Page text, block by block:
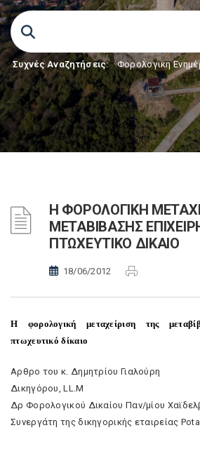
Συχνές Αναζητήσεις: Φορολογικη
H ΦΟΡΟΛΟΓΙΚΗ
ΜΕΤΑΒΙΒΑΣΗΣ
ΠΤΩΧΕΥΤΙΚΟ ΔΙΚΑΙΟ
18/06/2012
H φορολογική μεταχείριση της
πτωχευτικό δίκαιο
Αρθρο του κ. Δημητρίου Γιαλούρη
Δικηγόρου, LL.M
Δρ Φορολογικού Δικαίου Παν/μίου
Συνεργάτη της δικηγορικής εταιρείας